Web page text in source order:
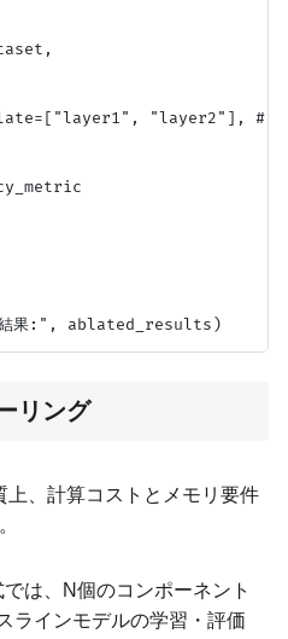
"layer2"], # 今
リング
、計算コストとメモリ要件
は、N個のコンポーネント
ラインモデルの学習・評価